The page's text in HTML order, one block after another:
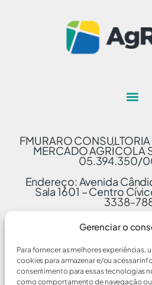
Gerenciar o
Para fornecer as melhores
cookies para armazenar e/ou acessar
consentimento para essas tecnologias
como comportamento de navegação ou
FMURARO
MERCADO AGRÍCOLA
05.394.350/
Endereço: Avenida
Sala 1601 – Centro
3338-